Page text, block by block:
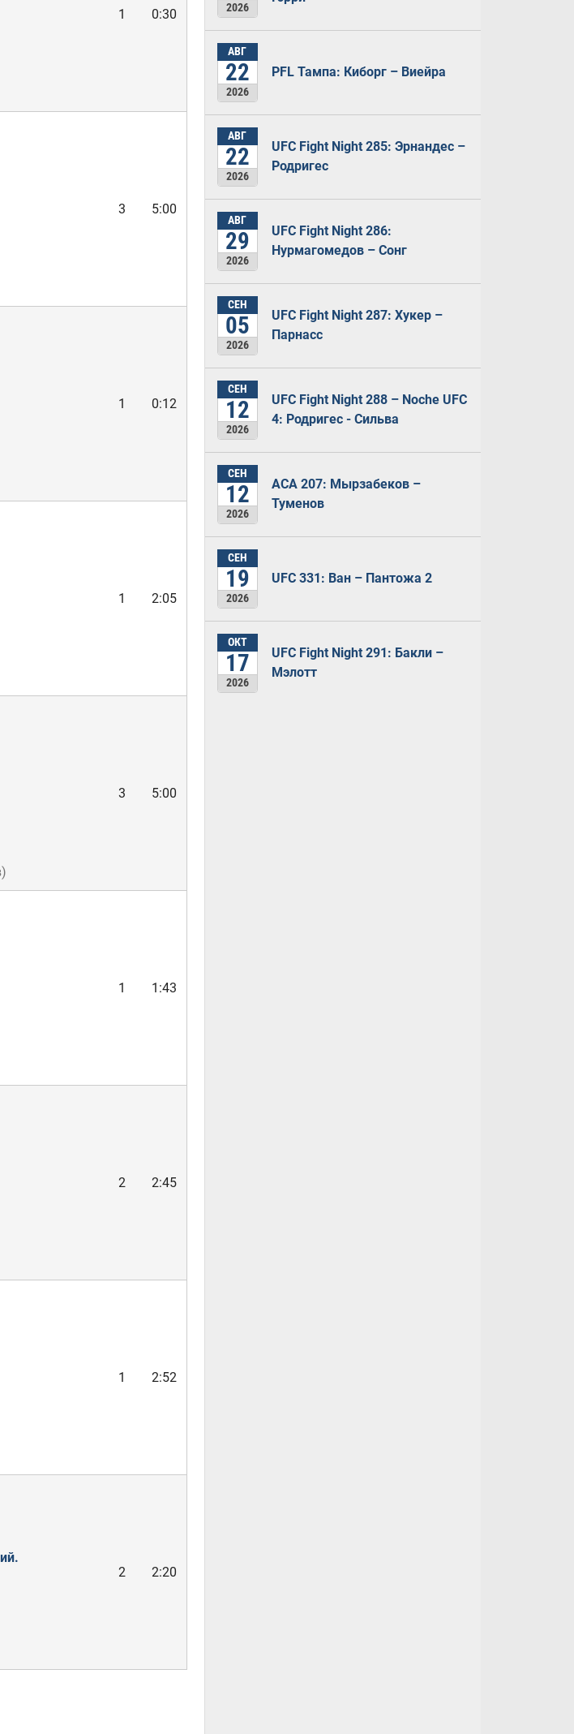
1 0:30
3 5:00
1 0:12
1 2:05
3 5:00
)
1 1:43
2 2:45
1 2:52
2 2:20
2026
АВГ
22
2026
PFL Тампа: Киборг – Виейра
АВГ
22
2026
UFC Fight Night 285: Эрнандес –
Родригес
АВГ
29
2026
UFC Fight Night 286:
Нурмагомедов – Сонг
СЕН
05
2026
UFC Fight Night 287: Хукер –
Парнасс
СЕН
12
2026
UFC Fight Night 288 – Noche UFC
4: Родригес - Сильва
СЕН
12
2026
ACA 207: Мырзабеков –
Туменов
СЕН
19
2026
UFC 331: Ван – Пантожа 2
ОКТ
17
2026
UFC Fight Night 291: Бакли –
Мэлотт